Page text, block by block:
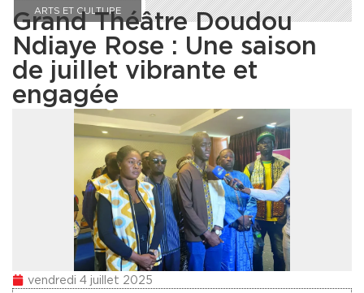
ARTS ET CULTURE
Grand Théâtre Doudou
Ndiaye Rose : Une saison
de juillet vibrante et
engagée
vendredi 4 juillet 2025